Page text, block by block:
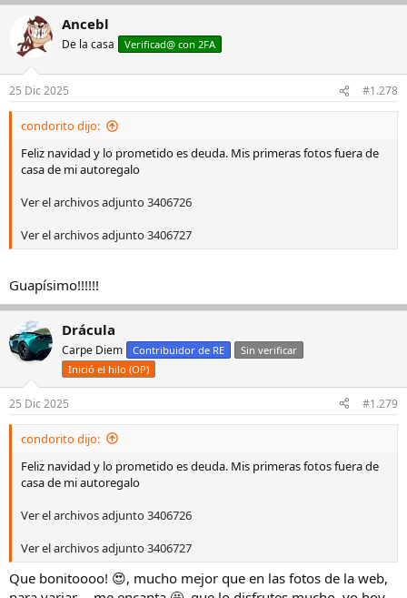
a
i
e
s
Ancebl
De la casa Verificad@ con 2FA
25 Dic 2025 #1.278
condorito dijo:
Feliz navidad y lo prometido es deuda. Mis primeras fotos fuera de
casa de mi autoregalo
Ver el archivos adjunto 3406726
Ver el archivos adjunto 3406727
Guapísimo!!!!!!
Drácula
Carpe Diem Contribuidor de RE
Sin verificar
Inició el hilo (OP)
25 Dic 2025 #1.279
condorito dijo:
Feliz navidad y lo prometido es deuda. Mis primeras fotos fuera de
casa de mi autoregalo
Ver el archivos adjunto 3406726
Ver el archivos adjunto 3406727
Que bonitoooo! 😍, mucho mejor que en las fotos de la web,